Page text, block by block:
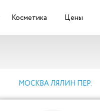
Косметика Цены
МОСКВА ЛЯЛИН ПЕР.